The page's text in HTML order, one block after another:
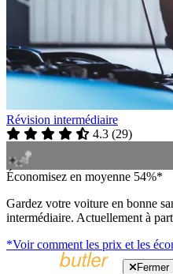
Révision intermédiaire
4.3 (29)
Économisez en moyenne 54%*
Gardez votre voiture en bonne
intermédiaire. Actuellement à
*Voir comment les prix et les
Fermer